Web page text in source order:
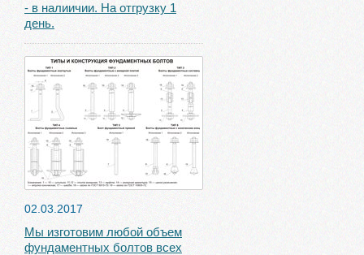
- в налиичии. На отгрузку 1
день.
02.03.2017
Мы изготовим любой объем
фундаментных болтов всех